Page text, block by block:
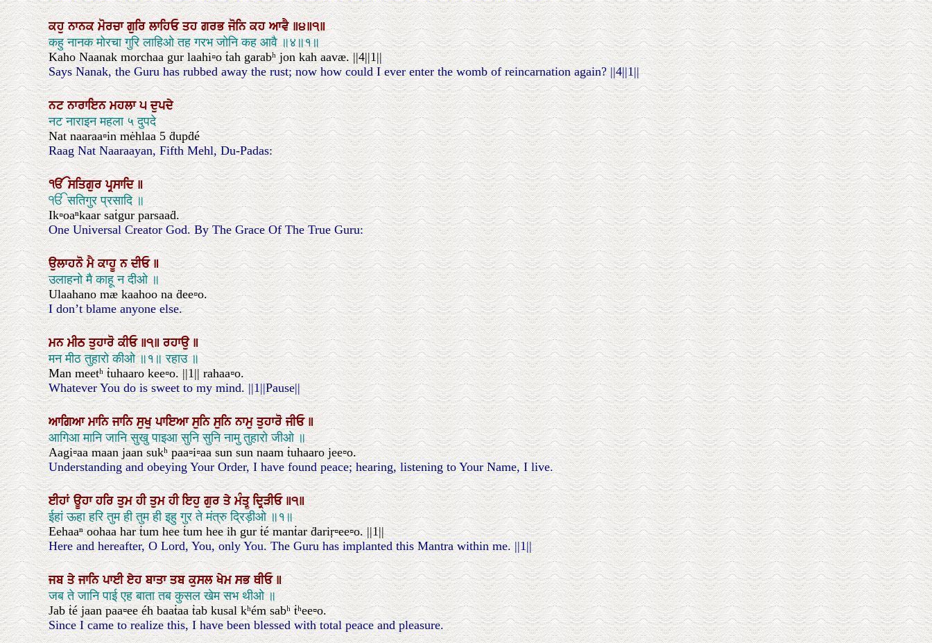
ਕਹੁਨਾਨਕਮੋਰਚਾਗੁਰਿਲਾਹਿਓਤਹਗਰਭਜੋਨਿਕਹਆਵੈ॥੪॥੧॥
कहु नानक मोरचा गुरि लाहिओ तह गरभ जोनि कह आवै ॥४॥१॥
Kaho Naanak morchaa gur laahi▫o ṫah garabʰ jon kah aavæ. ||4||1||
Says Nanak, the Guru has rubbed away the rust; now how could I ever enter the womb of reincarnation again? ||4||1||
ਨਟਨਾਰਾਇਨਮਹਲਾ੫ਦੁਪਦੇ
नट नाराइन महला ५ दुपदे
Nat naaraa▫in mėhlaa 5 ḋupḋé
Raag Nat Naaraayan, Fifth Mehl, Du-Padas:
ੴਸਤਿਗੁਰਪ੍ਰਸਾਦਿ॥
ੴ सतिगुर प्रसादि ॥
Ik▫oaⁿkaar saṫgur parsaaḋ.
One Universal Creator God. By The Grace Of The True Guru:
ਉਲਾਹਨੋਮੈਕਾਹੂਨਦੀਓ॥
उलाहनो मै काहू न दीओ ॥
Ulaahano mæ kaahoo na ḋee▫o.
I don’t blame anyone else.
ਮਨਮੀਠਤੁਹਾਰੋਕੀਓ॥੧॥ਰਹਾਉ॥
मन मीठ तुहारो कीओ ॥१॥ रहाउ ॥
Man meetʰ ṫuhaaro kee▫o. ||1|| rahaa▫o.
Whatever You do is sweet to my mind. ||1||Pause||
ਆਗਿਆਮਾਨਿਜਾਨਿਸੁਖੁਪਾਇਆਸੁਨਿਸੁਨਿਨਾਮੁਤੁਹਾਰੋਜੀਓ॥
आगिआ मानि जानि सुखु पाइआ सुनि सुनि नामु तुहारो जीओ ॥
Aagi▫aa maan jaan sukʰ paa▫i▫aa sun sun naam ṫuhaaro jee▫o.
Understanding and obeying Your Order, I have found peace; hearing, listening to Your Name, I live.
ਈਹਾਂਊਹਾਹਰਿਤੁਮਹੀਤੁਮਹੀਇਹੁਗੁਰਤੇਮੰਤ੍ਰੁਦ੍ਰਿੜੀਓ॥੧॥
ईहां ऊहा हरि तुम ही तुम ही इहु गुर ते मंत्रु द्रिड़ीओ ॥१॥
Eehaaⁿ oohaa har ṫum hee ṫum hee ih gur ṫé manṫar ḋariṛ▫ee▫o. ||1||
Here and hereafter, O Lord, You, only You. The Guru has implanted this Mantra within me. ||1||
ਜਬਤੇਜਾਨਿਪਾਈਏਹਬਾਤਾਤਬਕੁਸਲਖੇਮਸਭਥੀਓ॥
जब ते जानि पाई एह बाता तब कुसल खेम सभ थीओ ॥
Jab ṫé jaan paa▫ee éh baaṫaa ṫab kusal kʰém sabʰ ṫʰee▫o.
Since I came to realize this, I have been blessed with total peace and pleasure.